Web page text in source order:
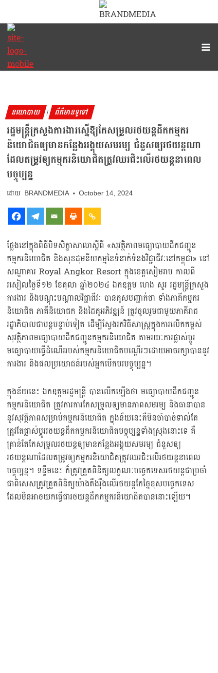
នយោបាយ | ព័ត៌មានទូទៅ
រដ្ឋមន្ត្រីក្រសួងការងារស្នើឱ្យកែសម្រួលរថយន្តដឹកកម្មករ
និយោជិតឲ្យមានកន្លែងអង្គុយសមរម្យ ជំនួសឲ្យរថយន្តណា
ដែលតម្រូវឲ្យកម្មករនិយោជិតត្រូវឈរជិះលើរថយន្តនាពេល
បច្ចុប្បន្ន
BRANDMEDIA October 14, 2024
ថ្លែងនៅក្នុងពិធីបិទសិក្ខាសាលាស្តីពី «សុវត្ថិភាពមធ្យោបាយដឹកជញ្ជូន
កម្មករនិយោជិត និងសុខដុមនីយកម្មនៃទំនាក់ទំនងវិជ្ជាជីវៈនៅកម្ពុជា» នៅ
សណ្ឋាគារ Royal Angkor Resort ក្នុងខេត្តសៀមរាប កាលពី
រសៀលថ្ងៃទី១២ ខែតុលា ឆ្នាំ២០២៤ ឯកឧត្តម ហេង សួរ រដ្ឋមន្ត្រីក្រសួង
ការងារ និងបណ្តុះបណ្តាលវិជ្ជាជីវៈ បានគូសបញ្ជាក់ថា ទាំងភាគីកម្មករ
និយោជិត ភាគីនិយោជក និងដៃគូអភិវឌ្ឍន៍ ត្រូវចូលរួមជាមួយភាគីរាជ
រដ្ឋាភិបាលជាបន្តបន្ទាប់ទៀត ដើម្បីស្វែងរកវិធីសាស្ត្រក្នុងការលើកកម្ពស់
សុវត្ថិភាពមធ្យោបាយដឹកជញ្ជូនកម្មករនិយោជិត តាមរយៈការផ្លាស់ប្តូរ
មធ្យោបាយធ្វើដំណើររបស់កម្មករនិយោជិតបណ្តើរៗដោយអាចរក្សាបាននូវ
ការងារ និងផលប្រយោជន៍របស់អ្នកបើកបរបច្ចុប្បន្ន។
ក្នុងន័យនេះ ឯកឧត្តមរដ្ឋមន្ត្រី បានលើកឡើងថា មធ្យោបាយដឹកជញ្ជូន
កម្មករនិយោជិត ត្រូវការការកែសម្រួលឲ្យមានភាពសមរម្យ និងធានាបាន
នូវសុវត្ថិភាពសម្រាប់កម្មករនិយោជិត ក្នុងន័យនេះគឺមិនចាំបាច់ទាល់តែ
ត្រូវតែផ្លាស់ប្តូររថយន្តដឹកកម្មករនិយោជិតបច្ចុប្បន្នទាំងស្រុងនោះទេ គឺ
គ្រាន់តែកែសម្រួលរថយន្តឲ្យមានកន្លែងអង្គុយសមរម្យ ជំនួសឲ្យ
រថយន្តណាដែលតម្រូវឲ្យកម្មករនិយោជិតត្រូវឈរជិះលើរថយន្តនាពេល
បច្ចុប្បន្ន។ ទន្ទឹមនេះ ក៏ត្រូវត្រួតពិនិត្យលក្ខណៈបច្ចេកទេសរថយន្តជាប្រចាំ
ជាពិសេសត្រូវត្រួតពិនិត្យយ៉ាងតឹងរ៉ឹងលើរថយន្តកែច្នៃខុសបច្ចេកទេស
ដែលមិនអាចយកធ្វើជារថយន្តដឹកកម្មករនិយោជិតបាននោះឡើយ។